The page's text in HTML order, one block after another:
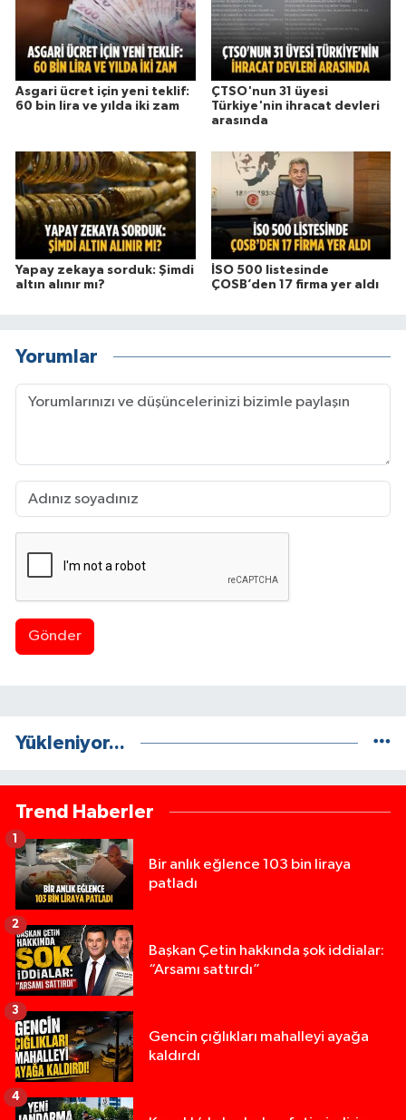
Asgari ücret için yeni teklif:
60 bin lira ve yılda iki zam
ÇTSO'nun 31 üyesi
Türkiye'nin ihracat devleri
arasında
Yapay zekaya sorduk: Şimdi
altın alınır mı?
İSO 500 listesinde
ÇOSB’den 17 firma yer aldı
Yorumlar
Gönder
Yükleniyor...
Trend Haberler
Bir anlık eğlence 103 bin liraya
patladı
1
Başkan Çetin hakkında şok iddialar:
“Arsamı sattırdı”
2
Gencin çığlıkları mahalleyi ayağa
kaldırdı
3
4